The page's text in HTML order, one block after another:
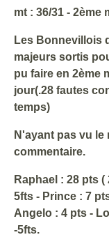
mt : 36/31 - 2ème
Les Bonnevillois
majeurs sortis
pu faire en 2ème
jour(.28 fautes
temps)
N'ayant pas vu le
commentaire.
Raphael : 28 pts
5fts - Prince : 7
Angelo : 4 pts -
-5fts.